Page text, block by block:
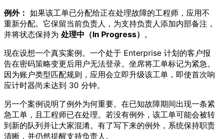
例外： 如果该工单已分配给正在处理故障的工程师，应用不
重新分配。它保留当前负责人，为支持负责人添加内部备注，
并将状态保持为 处理中（In Progress） 。
现在设想一个真实案例。一个处于 Enterprise 计划的客户报
告在密码策略变更后用户无法登录。坐席将工单标记为紧急。
因为账户类型匹配规则，应用会立即升级该工单，即使首次响
应计时器尚未达到 30 分钟。
另一个案例说明了例外为何重要。在已知故障期间出现一条紧
急工单，且工程师已在处理。若没有例外，该工单可能会被转
到新的队列并让大家混淆。有了写下来的例外，系统保持职责
清晰，并仍然提醒支持负责人。